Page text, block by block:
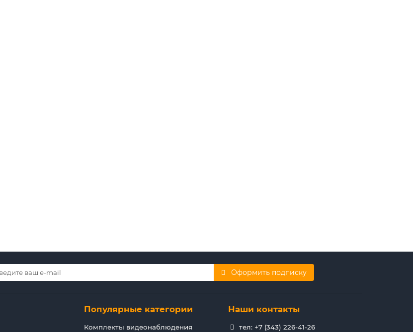
Оформить подписку
Популярные категории
Комплекты видеонаблюдения
Наши контакты
тел: +7 (343) 226-41-26